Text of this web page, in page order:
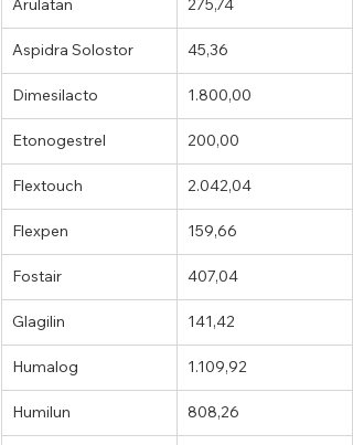
Arulatan 275,74
Aspidra Solostor 45,36
Dimesilacto 1.800,00
Etonogestrel 200,00
Flextouch 2.042,04
Flexpen 159,66
Fostair 407,04
Glagilin 141,42
Humalog 1.109,92
Humilun 808,26